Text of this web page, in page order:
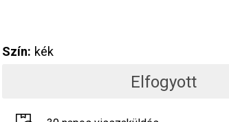
Szín: kék
Elfogyott